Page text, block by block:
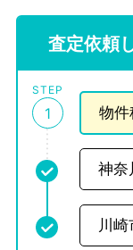
査定依頼
STEP
1